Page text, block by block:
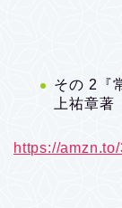
その 2『
上祐章著
https://